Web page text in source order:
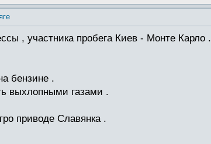
, участника пробега Киев - Монте Карло .
бензине .
выхлопными газами .
приводе Славянка .